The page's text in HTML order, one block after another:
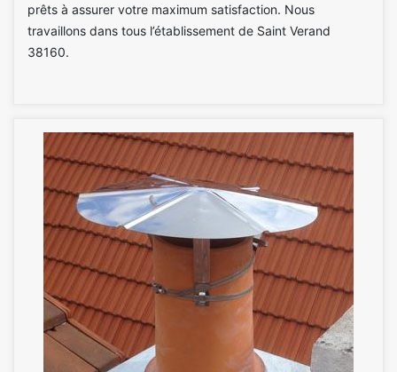
prêts à assurer votre maximum satisfaction. Nous
travaillons dans tous l’établissement de Saint Verand
38160.